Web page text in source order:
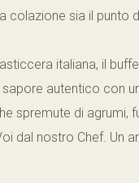
colazione sia il punto
italiana, il
autentico con
spremute di agrumi,
dal nostro Chef. Un